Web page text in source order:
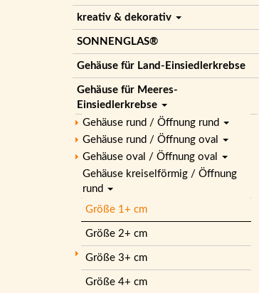
kreativ & dekorativ
SONNENGLAS®
Gehäuse für Land-Einsiedlerkrebse
Gehäuse für Meeres-
Einsiedlerkrebse
Gehäuse rund / Öffnung rund
Gehäuse rund / Öffnung oval
Gehäuse oval / Öffnung oval
Gehäuse kreiselförmig / Öffnung
rund
Größe 1+ cm
Größe 2+ cm
Größe 3+ cm
Größe 4+ cm